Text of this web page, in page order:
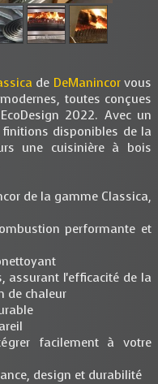
de DeManincorvous
toutes conçues
2022. Avec un
disponibles de la
une cuisinière à bois
de la gamme Classica,
performante et
assurant l'efficacité de la
de chaleur
facilement à votre
design et durabilité